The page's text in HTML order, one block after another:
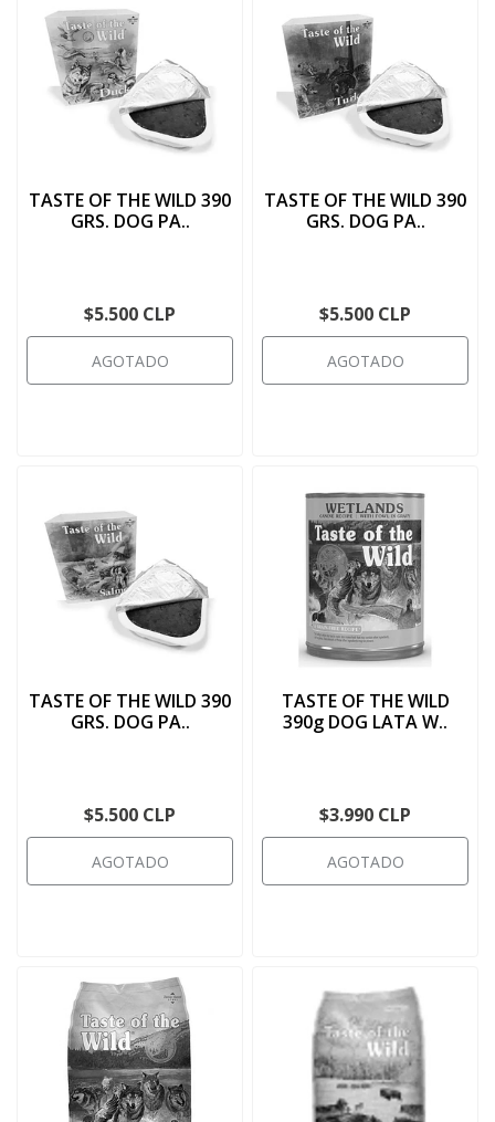
TASTE OF THE WILD 390
GRS. DOG PA..
$5.500 CLP
AGOTADO
TASTE OF THE WILD 390
GRS. DOG PA..
$5.500 CLP
AGOTADO
TASTE OF THE WILD 390
GRS. DOG PA..
$5.500 CLP
AGOTADO
TASTE OF THE WILD
390g DOG LATA W..
$3.990 CLP
AGOTADO